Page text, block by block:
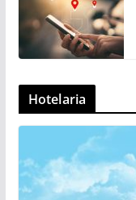
Hotelaria